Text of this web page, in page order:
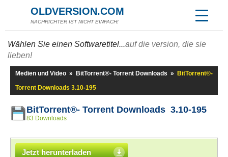
OLDVERSION.COM
NACHRICHTER IST NICHT EINFACH!
Wählen Sie einen Softwaretitel...auf die version, die sie
lieben!
Medien und Video » BitTorrent®- Torrent Downloads »
BitTorrent®-
Torrent Downloads 3.10-195
BitTorrent®- Torrent Downloads 3.10-195
83 Downloads
Jetzt herunterladen